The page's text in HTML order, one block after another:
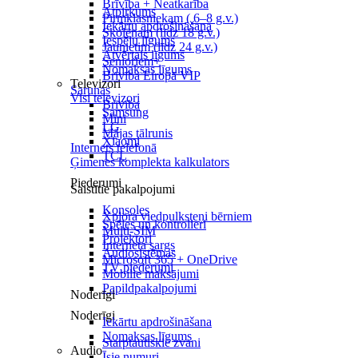
Brīvība + Neatkarība
Pirmklasniekam ( 6–8 g.v.)
Skolēnam (līdz 18 g.v.)
Jaunietim (līdz 24 g.v.)
Senioriem+
Brīvība Eiropā VIP
Sarunas
Brīvība
Mini
Mājas tālrunis
Internets telefonā
Ģimenes komplekta kalkulators
Saistītie pakalpojumi
Xplora viedpulksteņi bērniem
Multi-SIM
Interneta sargs
Microsoft 365 + OneDrive
Mobilie maksājumi
Papildpakalpojumi
Noderīgi
Starptautiskie zvani
Atpirkums
Iekārtu apdrošināšana
Iespēju līgums
Atvērtais līgums
Nomaksas līgums
Televizori
Visi televizori
Samsung
LG
Xiaomi
TCL
Piederumi
Konsoles
Spēles un kontrolieri
Projektori
Audiosistēmas
TV piederumi
Noderīgi
Iekārtu apdrošināšana
Nomaksas līgums
Audio